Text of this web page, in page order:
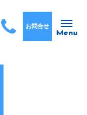
Menu
お問合せ